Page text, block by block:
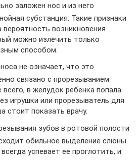
заложен нос и из него
субстанция. Такие признаки
возникновения
можно излечить только
способом.
не означает, что это
связано с прорезыванием
всего, в желудок ребенка попала
игрушки или прорезыватель для
стоит показать врачу.
зубов в ротовой полости
обильное выделение слюны.
успевает ее проглотить, и